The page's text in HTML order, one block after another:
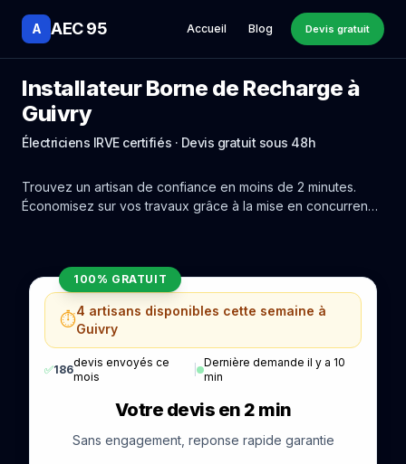
A AEC 95 Accueil Blog Devis gratuit
Installateur Borne de Recharge à
Guivry
Électriciens IRVE certifiés · Devis gratuit sous 48h
Trouvez un artisan de confiance en moins de 2 minutes.
Économisez sur vos travaux grâce à la mise en concurrence
100% GRATUIT
⏱️4 artisans disponibles cette semaine à
Guivry
✅186
devis envoyés ce
mois
|
Dernière demande il y a 10
min
Votre devis en 2 min
Sans engagement, reponse rapide garantie